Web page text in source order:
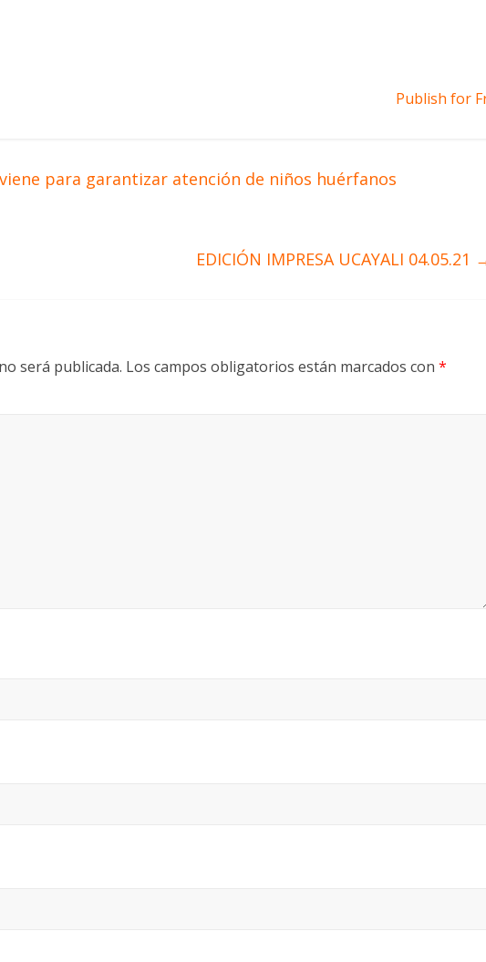
Publish for
para garantizar atención de niños huérfanos
EDICIÓN IMPRESA UCAYALI 04.05.21
será publicada. Los campos obligatorios están marcados con *